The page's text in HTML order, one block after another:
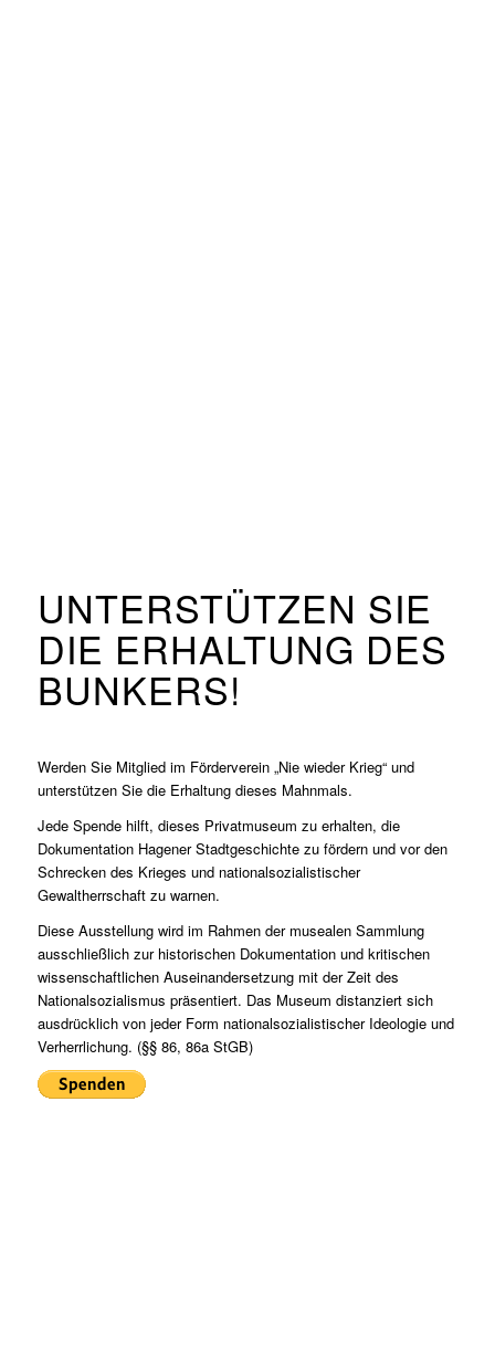
UNTERSTÜTZEN SIE
DIE ERHALTUNG DES
BUNKERS!
Werden Sie Mitglied im Förderverein „Nie wieder Krieg“ und
unterstützen Sie die Erhaltung dieses Mahnmals.
Jede Spende hilft, dieses Privatmuseum zu erhalten, die
Dokumentation Hagener Stadtgeschichte zu fördern und vor den
Schrecken des Krieges und nationalsozialistischer
Gewaltherrschaft zu warnen.
Diese Ausstellung wird im Rahmen der musealen Sammlung
ausschließlich zur historischen Dokumentation und kritischen
wissenschaftlichen Auseinandersetzung mit der Zeit des
Nationalsozialismus präsentiert. Das Museum distanziert sich
ausdrücklich von jeder Form nationalsozialistischer Ideologie und
Verherrlichung. (§§ 86, 86a StGB)